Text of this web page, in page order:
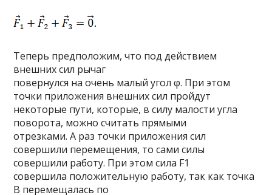
Теперь предположим, что под действием
внешних сил рычаг
повернулся на очень малый угол φ. При этом
точки приложения внешних сил пройдут
некоторые пути, которые, в силу малости угла
поворота, можно считать прямыми
отрезками. А раз точки приложения сил
совершили перемещения, то сами силы
совершили работу. При этом сила F1
совершила положительную работу, так как точка
В перемещалась по